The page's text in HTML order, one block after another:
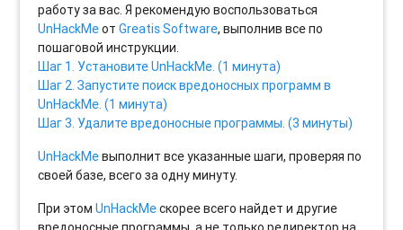
работу за вас. Я рекомендую воспользоваться
UnHackMeотGreatis Software, выполнив все по
пошаговой инструкции.
Шаг 1. Установите UnHackMe. (1 минута)
Шаг 2. Запустите поиск вредоносных программ в
UnHackMe. (1 минута)
Шаг 3. Удалите вредоносные программы. (3 минуты)
UnHackMeвыполнит все указанные шаги, проверяя по
своей базе, всего за одну минуту.
При этомUnHackMeскорее всего найдет и другие